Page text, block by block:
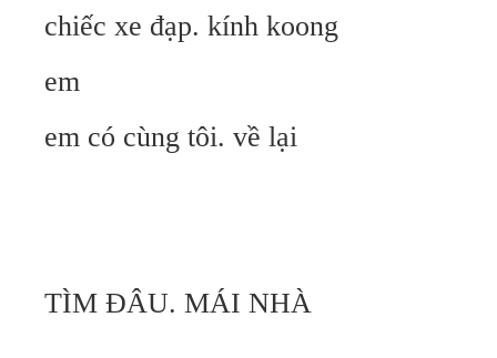
chiếc xe đạp. kính koong
em
em có cùng tôi. về lại
TÌM ĐÂU. MÁI NHÀ